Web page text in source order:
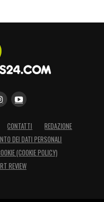
CONTATTI
REDAZIONE
DEI DATI PERSONALI
(COOKIE POLICY)
REVIEW